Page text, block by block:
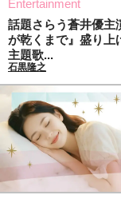
Entertainment
話題さらう蒼井優主
が乾くまで』盛り上
主題歌...
石黒隆之